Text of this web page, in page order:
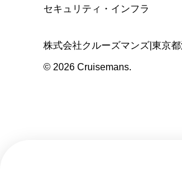
セキュリティ・インフラ
株式会社クルーズマンズ 東京
© 2026 Cruisemans.